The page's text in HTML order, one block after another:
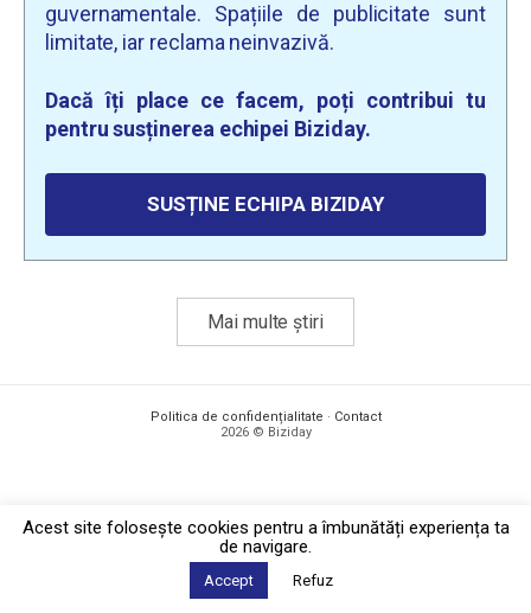
guvernamentale. Spațiile de publicitate sunt
limitate, iar reclama neinvazivă.
Dacă îți place ce facem, poți contribui tu
pentru susținerea echipei Biziday.
SUSȚINE ECHIPA BIZIDAY
Mai multe știri
Politica de confidențialitate · Contact
2026 © Biziday
Acest site foloseşte cookies pentru a îmbunătăți experiența ta
de navigare.
Accept Refuz